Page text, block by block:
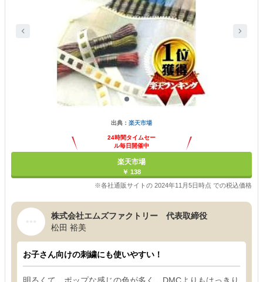
出典： 楽天市場
24時間タイムセー
ル毎日開催中
楽天市場
￥ 138
※各社通販サイトの 2024年11月5日時点 での税込価格
株式会社エムズファクトリー 代表取締役
松田 裕美
お子さん向けの刺繍にも使いやすい！